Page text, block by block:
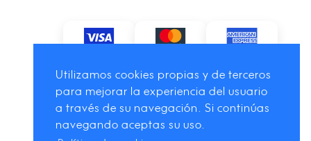
Utilizamos cookies propias y de terceros
para mejorar la experiencia del usuario
a través de su navegación. Si continúas
navegando aceptas su uso.